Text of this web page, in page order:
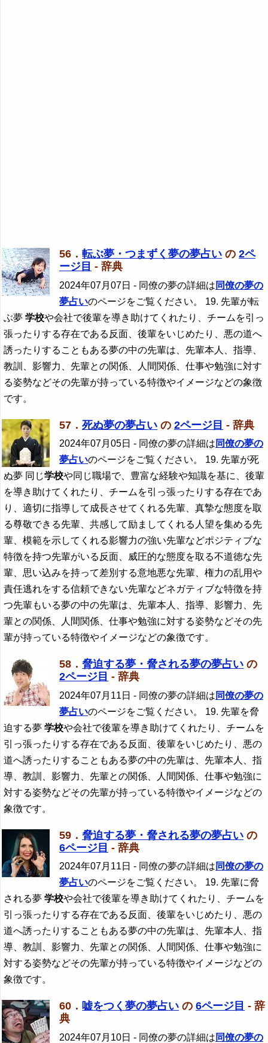
56． 転ぶ夢・つまずく夢の夢占い の 2ペ
ージ目 - 辞典
2024年07月07日 - 同僚の夢の詳細は 同僚の夢の
夢占いのページをご覧ください。 19. 先輩が転
ぶ夢学校や会社で後輩を導き助けてくれたり、チームを引っ
張ったりする存在である反面、後輩をいじめたり、悪の道へ
誘ったりすることもある夢の中の先輩は、先輩本人、指導、
教訓、影響力、先輩との関係、人間関係、仕事や勉強に対す
る姿勢などその先輩が持っている特徴やイメージなどの象徴
です。
57． 死ぬ夢の夢占い の 2ページ目 - 辞典
2024年07月05日 - 同僚の夢の詳細は 同僚の夢の
夢占いのページをご覧ください。 19. 先輩が死
ぬ夢 同じ学校や同じ職場で、豊富な経験や知識を基に、後輩
を導き助けてくれたり、チームを引っ張ったりする存在であ
り、適切に指導して成長させてくれる先輩、真摯な態度を取
る尊敬できる先輩、共感して励ましてくれる人望を集める先
輩、模範を示してくれる影響力の強い先輩などポジティブな
特徴を持つ先輩がいる反面、威圧的な態度を取る不道徳な先
輩、思い込みを持って差別する意地悪な先輩、権力の乱用や
責任逃れをする信頼できない先輩などネガティブな特徴を持
つ先輩もいる夢の中の先輩は、先輩本人、指導、影響力、先
輩との関係、人間関係、仕事や勉強に対する姿勢などその先
輩が持っている特徴やイメージなどの象徴です。
58． 脅迫する夢・脅される夢の夢占い の
2ページ目 - 辞典
2024年07月11日 - 同僚の夢の詳細は 同僚の夢の
夢占いのページをご覧ください。 19. 先輩を脅
迫する夢学校や会社で後輩を導き助けてくれたり、チームを
引っ張ったりする存在である反面、後輩をいじめたり、悪の
道へ誘ったりすることもある夢の中の先輩は、先輩本人、指
導、教訓、影響力、先輩との関係、人間関係、仕事や勉強に
対する姿勢などその先輩が持っている特徴やイメージなどの
象徴です。
59． 脅迫する夢・脅される夢の夢占い の
6ページ目 - 辞典
2024年07月11日 - 同僚の夢の詳細は 同僚の夢の
夢占いのページをご覧ください。 19. 先輩に脅
される夢学校や会社で後輩を導き助けてくれたり、チームを
引っ張ったりする存在である反面、後輩をいじめたり、悪の
道へ誘ったりすることもある夢の中の先輩は、先輩本人、指
導、教訓、影響力、先輩との関係、人間関係、仕事や勉強に
対する姿勢などその先輩が持っている特徴やイメージなどの
象徴です。
60． 嘘をつく夢の夢占い の 6ページ目 - 辞
典
2024年07月10日 - 同僚の夢の詳細は 同僚の夢の